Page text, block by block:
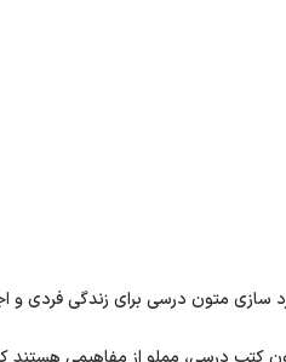
سازی متون درسی برای زندگی فردی و